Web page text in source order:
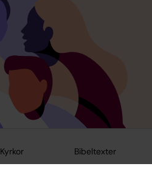
Kyrkor Bibeltexter